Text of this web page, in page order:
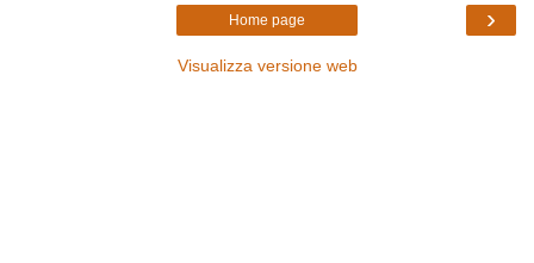
›
Home page
Visualizza versione web